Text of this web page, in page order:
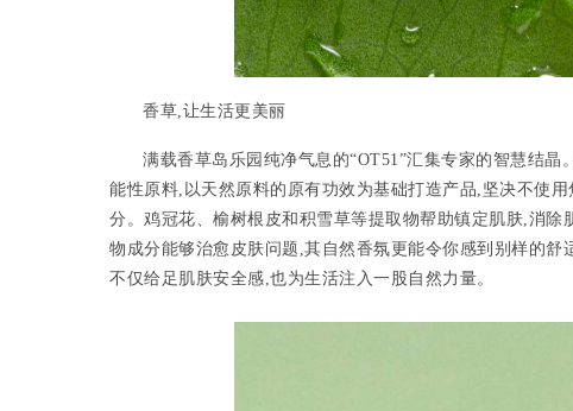
香草,让生活更美丽
满载香草岛乐园纯净气息的“OT51”汇集专家的智慧结
能性原料,以天然原料的原有功效为基础打造产品,坚决不使
分。鸡冠花、榆树根皮和积雪草等提取物帮助镇定肌肤,消
物成分能够治愈皮肤问题,其自然香氛更能令你感到别样的舒
不仅给足肌肤安全感,也为生活注入一股自然力量。